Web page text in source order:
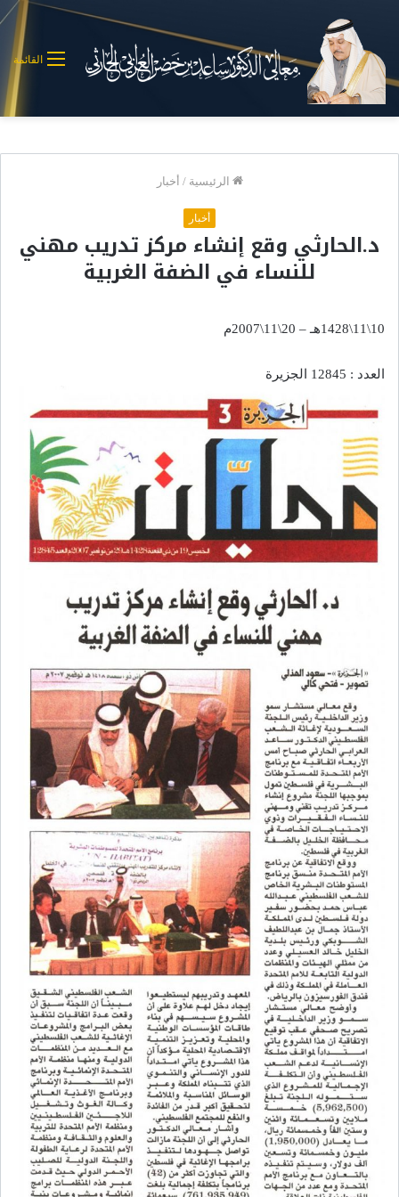
القائمة
الرئيسية / أخبار
أخبار
د.الحارثي وقع إنشاء مركز تدريب مهني
للنساء في الضفة الغربية
10\11\1428هـ – 20\11\2007م
العدد : 12845 الجزيرة